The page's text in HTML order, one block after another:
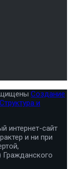
Создание
Структура и
интернет-сайт
и ни при